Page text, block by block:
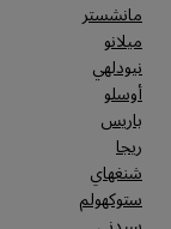
مانشستر
ميلانو
نيودلهي
أوسلو
باريس
ريجا
شنغهاي
ستوكهولم